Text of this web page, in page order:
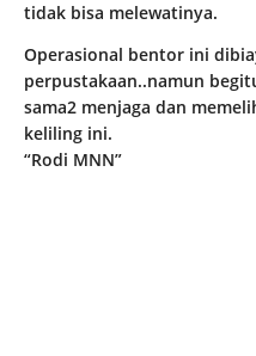
tidak bisa melewatinya.
Operasional bentor ini
perpustakaan..namun
sama2 menjaga dan
keliling ini.
“Rodi MNN”